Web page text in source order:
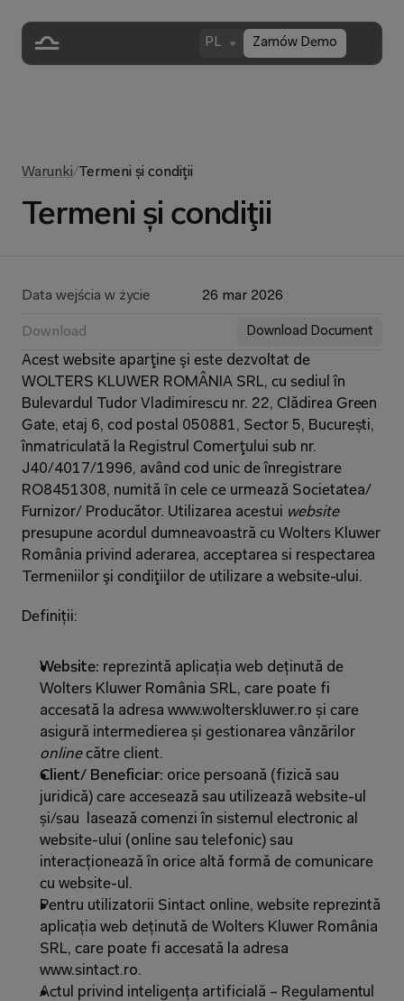
Zamów Demo
PL
Warunki/Termeni și condiţii
Termeni și condiţii
Data wejścia w życie 26 mar 2026
Download Download Document
Acest website aparţine şi este dezvoltat de
WOLTERS KLUWER ROMÂNIA SRL, cu sediul în
Bulevardul Tudor Vladimirescu nr. 22, Clădirea Green
Gate, etaj 6, cod postal 050881, Sector 5, București,
înmatriculată la Registrul Comerţului sub nr.
J40/4017/1996, având cod unic de înregistrare
RO8451308, numită ȋn cele ce urmează Societatea/
Furnizor/ Producător. Utilizarea acestui
website
presupune acordul dumneavoastră cu Wolters Kluwer
România privind aderarea, acceptarea si respectarea
Termeniilor şi condiţiilor de utilizare a website-ului.
Definiții:
Website: reprezintă aplicația web deținută de
Wolters Kluwer România SRL, care poate fi
accesată la adresa www.wolterskluwer.ro și care
asigură intermedierea și gestionarea vânzărilor
online către client.
Client/ Beneficiar: orice persoană (fizică sau
juridică) care accesează sau utilizează website-ul
și/sau  lasează comenzi în sistemul electronic al
website-ului (online sau telefonic) sau
interacționează în orice altă formă de comunicare
cu website-ul.
Pentru utilizatorii Sintact online, website reprezintă
aplicația web deținută de Wolters Kluwer România
SRL, care poate fi accesată la adresa
www.sintact.ro.
Actul privind inteligența artificială – Regulamentul